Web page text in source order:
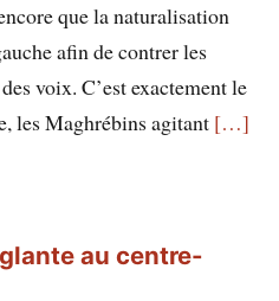
que la naturalisation
afin de contrer les
voix. C’est exactement le
les Maghrébins agitant […]
au centre-